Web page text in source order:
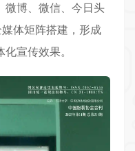
微博、微信、今日头
体矩阵搭建，形成
宣传效果。